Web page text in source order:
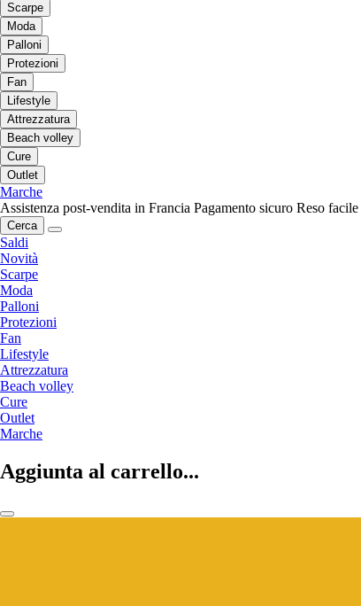
Scarpe
Moda
Palloni
Protezioni
Fan
Lifestyle
Attrezzatura
Beach volley
Cure
Outlet
Marche
Assistenza post-vendita in Francia Pagamento sicuro Reso facile
Cerca
Saldi
Novità
Scarpe
Moda
Palloni
Protezioni
Fan
Lifestyle
Attrezzatura
Beach volley
Cure
Outlet
Marche
Aggiunta al carrello...